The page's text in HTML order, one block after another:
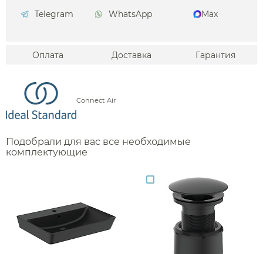
Telegram
WhatsApp Max
Оплата Доставка Гарантия
Connect Air
Подобрали для вас все необходимые
комплектующие